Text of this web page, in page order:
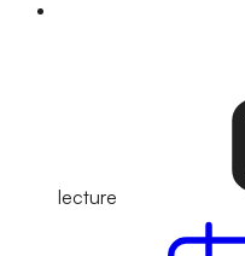
lecture